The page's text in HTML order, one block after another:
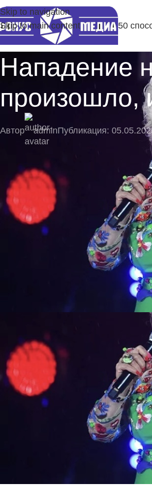
Skip to navigation
Skip to main content
50
Нападение
произошло,
Автор adminПубликация:
⚡ Будьте в числе первых
Подпишитесь на наш Telegram-